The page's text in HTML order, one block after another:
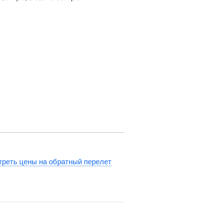
цены на обратный перелет